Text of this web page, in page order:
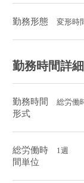
勤務形態 変形時
勤務時間詳細
勤務時間
形式
総労働
総労働時
間単位
1週